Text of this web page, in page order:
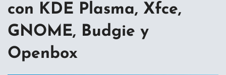
con KDE Plasma, Xfce,
GNOME, Budgie y
Openbox